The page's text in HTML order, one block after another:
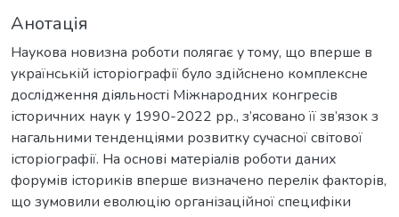
Анотація
Наукова новизна роботи полягає у тому, що вперше в
українській історіографії було здійснено комплексне
дослідження діяльності Міжнародних конгресів
історичних наук у 1990-2022 рр., з’ясовано її зв’язок з
нагальними тенденціями розвитку сучасної світової
історіографії. На основі матеріалів роботи даних
форумів істориків вперше визначено перелік факторів,
що зумовили еволюцію організаційної специфіки